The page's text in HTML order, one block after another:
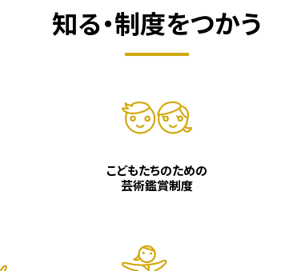
知る・制度をつかう
こどもたちのための
芸術鑑賞制度